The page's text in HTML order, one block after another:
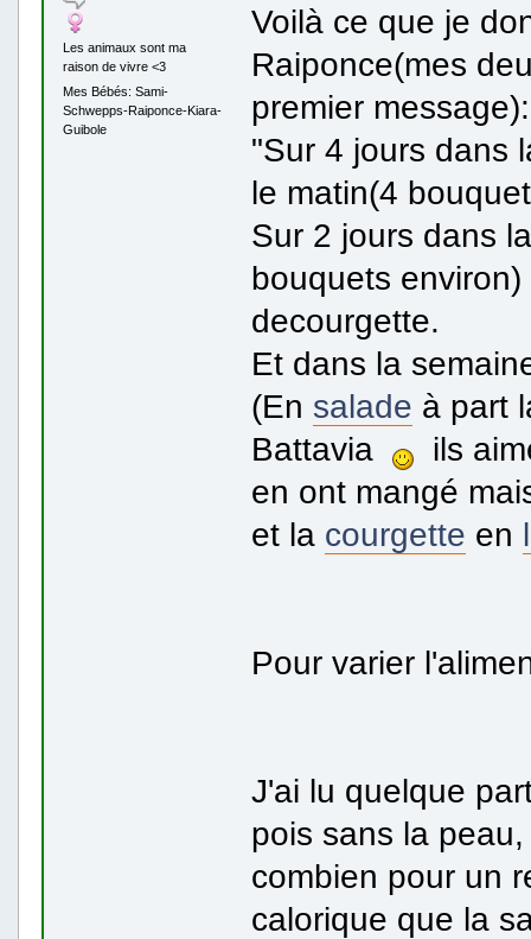
Les animaux sont ma
raison de vivre <3
Mes Bébés: Sami-
Schwepps-Raiponce-Kiara-
Guibole
Voilà ce que je
Raiponce(mes
premier message):
"Sur 4 jours dans
le matin(4
Sur 2 jours dans
bouquets
decourgette.
Et dans la
(En salade à part
Battavia
ils
en ont mangé
et la courgette en
Pour varier
J'ai lu quelque
pois sans la
combien pour un
calorique que la